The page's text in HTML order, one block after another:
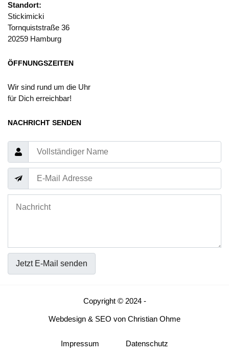
Standort:
Stickimicki
Tornquiststraße 36
20259 Hamburg
ÖFFNUNGSZEITEN
Wir sind rund um die Uhr
für Dich erreichbar!
NACHRICHT SENDEN
Jetzt E-Mail senden
Copyright © 2024 -
Webdesign & SEO von Christian Ohme
Impressum Datenschutz